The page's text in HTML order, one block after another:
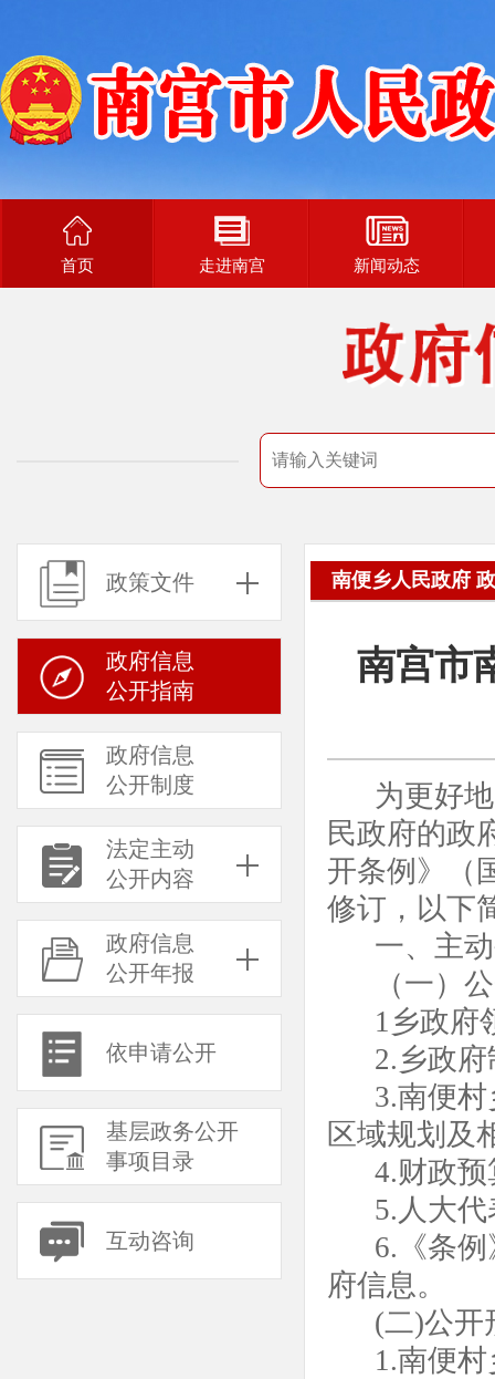
首页 走进南宫 新闻动态
政策文件
政府信息
公开指南
政府信息
公开制度
法定主动
公开内容
政府信息
公开年报
依申请公开
基层政务公开
事项目录
互动咨询
南便乡人民政府
南宫市
为更好
民政府的政
开条例》（
修订，以下
一、主
（一）
1乡政府
2.乡政
3.南便
区域规划及
4.财政
5.人大
6.《条
府信息。
(二)公开
1.南便